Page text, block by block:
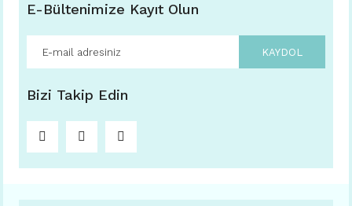
E-Bültenimize Kayıt Olun
KAYDOL
Bizi Takip Edin